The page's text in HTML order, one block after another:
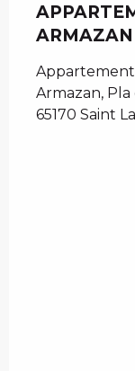
ARMAZAN
Appartement
Armazan,
65170 Saint